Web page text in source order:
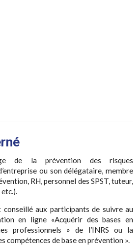
de la prévention des risques
ou son délégataire, membre
RH, personnel des SPST, tuteur,
aux participants de suivre au
en ligne «Acquérir des bases en
professionnels » de l’INRS ou la
compétences de base en prévention ».